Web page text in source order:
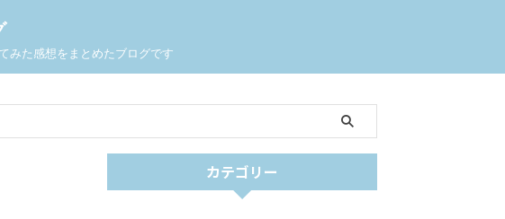
みた感想をまとめたブログです
カテゴリー